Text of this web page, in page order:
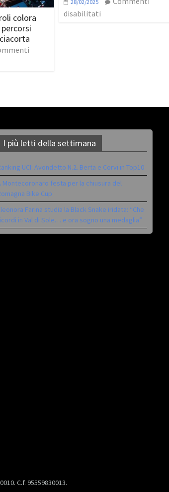
colora
28/02/2025
disabilitati
I più letti della settimana
UCI: Avondetto N.2. Berta e Corvi in Top10
Montecoronaro festa per la chiusura del
Bike Cup
Farina studia la Black Snake iridata: “Che
in Val di Sole… e ora sogno una medaglia”
C.f. 95559830013.